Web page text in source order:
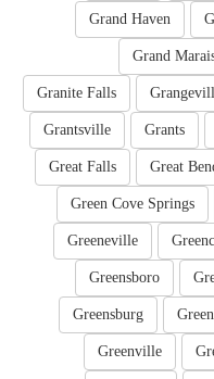
Grand Haven
Grand
Granite Falls
Grants
Grantsville
Great
Great Falls
Green Cove Springs
Greeneville
Greensboro
Greensburg
Greenville